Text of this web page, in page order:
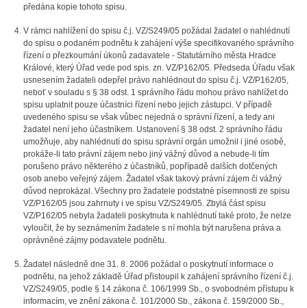
předána kopie tohoto spisu.
V rámci nahlížení do spisu č.j. VZ/S249/05 požádal žadatel o nahlédnutí
do spisu o podaném podnětu k zahájení výše specifikovaného správního
řízení o přezkoumání úkonů zadavatele - Statutárního města Hradce
Králové, který Úřad vede pod spis. zn. VZ/P162/05. Předseda Úřadu však
usnesením žadateli odepřel právo nahlédnout do spisu č.j. VZ/P162/05,
neboť v souladu s § 38 odst. 1 správního řádu mohou právo nahlížet do
spisu uplatnit pouze účastníci řízení nebo jejich zástupci. V případě
uvedeného spisu se však vůbec nejedná o správní řízení, a tedy ani
žadatel není jeho účastníkem. Ustanovení § 38 odst. 2 správního řádu
umožňuje, aby nahlédnutí do spisu správní orgán umožnil i jiné osobě,
prokáže-li tato právní zájem nebo jiný vážný důvod a nebude-li tím
porušeno právo některého z účastníků, popřípadě dalších dotčených
osob anebo veřejný zájem. Žadatel však takový právní zájem či vážný
důvod neprokázal. Všechny pro žadatele podstatné písemnosti ze spisu
VZ/P162/05 jsou zahrnuty i ve spisu VZ/S249/05. Zbylá část spisu
VZ/P162/05 nebyla žadateli poskytnuta k nahlédnutí také proto, že nelze
vyloučit, že by seznámením žadatele s ní mohla být narušena práva a
oprávněné zájmy podavatele podnětu.
Žadatel následně dne 31. 8. 2006 požádal o poskytnutí informace o
podnětu, na jehož základě Úřad přistoupil k zahájení správního řízení č.j.
VZ/S249/05, podle § 14 zákona č. 106/1999 Sb., o svobodném přístupu k
informacím, ve znění zákona č. 101/2000 Sb., zákona č. 159/2000 Sb.,